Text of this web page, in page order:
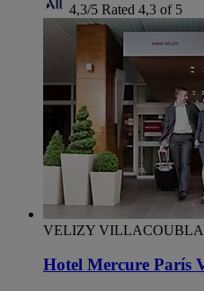
4,3/5 Rated 4,3 of 5
VELIZY
Hotel Mercure París